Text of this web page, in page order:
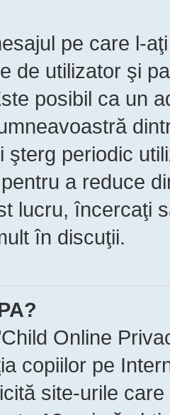
pe care l-
de utilizator şi
posibil ca un
şterg periodic
a reduce
lucru, încercaţi
în discuţii.
Online
copiilor pe
site-urile